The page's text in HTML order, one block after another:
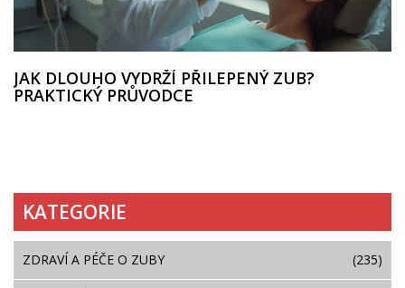
JAK DLOUHO VYDRŽÍ PŘILEPENÝ ZUB?
PRAKTICKÝ PRŮVODCE
KATEGORIE
ZDRAVÍ A PÉČE O ZUBY (235)